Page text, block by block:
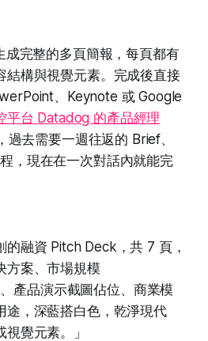
完整的多頁簡報，每頁都有
結構與視覺元素。完成後直接
、Keynote 或 Google
平台 Datadog 的產品經理
過去需要一週往返的 Brief、
，現在在一次對話內就能完
的融資 Pitch Deck，共 7 頁，
方案、市場規模
產品演示截圖佔位、商業模
途，深藍搭白色，乾淨現代
覺元素。」